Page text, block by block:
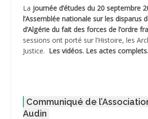
ADJAOUT
ADNI Mohamed Akli
ADOUL Arab *
AGOULMINE
La journée d’études du 20 septembre
l’Assemblée nationale sur les disparus
d’Algérie du fait des forces de l’ordre
sessions ont porté sur l’Histoire, les
Justice. Les vidéos. Les actes complets.
Communiqué de
Audin